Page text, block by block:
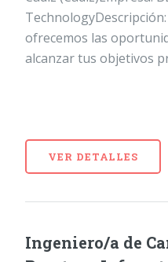
TechnologyDescripción:
ofrecemos las
alcanzar tus objetivos
VER DETALLES
Ingeniero/a de